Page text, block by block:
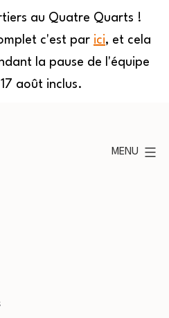
au Quatre Quarts !
c'est par ici, et cela
la pause de l'équipe
août inclus.
MENU